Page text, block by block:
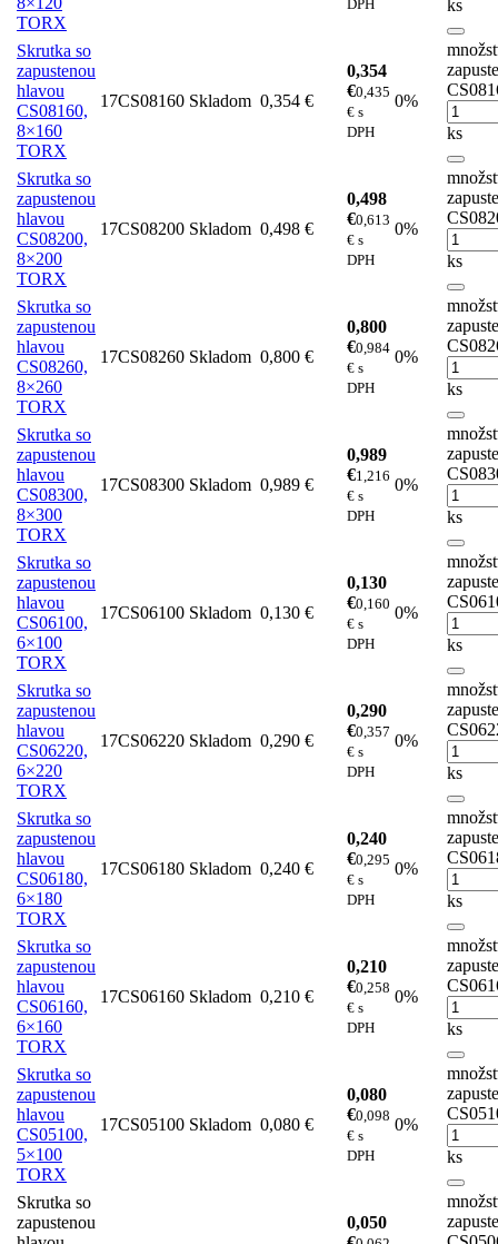
TORX
DPH
ks
Skrutka so
zapustenou
hlavou
CS08160,
8×160
TORX
17CS08160 Skladom 0,354 €
0,354
€0,435
€ s
DPH
0%
ks
Skrutka so
zapustenou
hlavou
CS08200,
8×200
TORX
17CS08200 Skladom 0,498 €
0,498
€0,613
€ s
DPH
0%
ks
Skrutka so
zapustenou
hlavou
CS08260,
8×260
TORX
17CS08260 Skladom 0,800 €
0,800
€0,984
€ s
DPH
0%
ks
Skrutka so
zapustenou
hlavou
CS08300,
8×300
TORX
17CS08300 Skladom 0,989 €
0,989
€1,216
€ s
DPH
0%
ks
Skrutka so
zapustenou
hlavou
CS06100,
6×100
TORX
17CS06100 Skladom 0,130 €
0,130
€0,160
€ s
DPH
0%
ks
Skrutka so
zapustenou
hlavou
CS06220,
6×220
TORX
17CS06220 Skladom 0,290 €
0,290
€0,357
€ s
DPH
0%
ks
Skrutka so
zapustenou
hlavou
CS06180,
6×180
TORX
17CS06180 Skladom 0,240 €
0,240
€0,295
€ s
DPH
0%
ks
Skrutka so
zapustenou
hlavou
CS06160,
6×160
TORX
17CS06160 Skladom 0,210 €
0,210
€0,258
€ s
DPH
0%
ks
Skrutka so
zapustenou
hlavou
CS05100,
5×100
TORX
17CS05100 Skladom 0,080 €
0,080
€0,098
€ s
DPH
0%
ks
Skrutka so
zapustenou
0,050